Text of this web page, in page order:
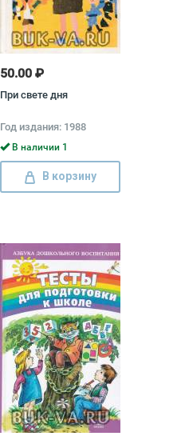
50.00 ₽
При свете дня
Год издания: 1988
В наличии 1
В корзину